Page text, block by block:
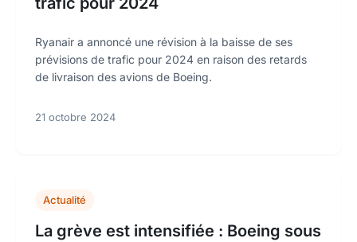
Ryanair a annoncé une révision à la baisse de ses
prévisions de trafic pour 2024 en raison des retards
de livraison des avions de Boeing.
21 octobre 2024
Actualité
La grève est intensifiée : Boeing sous